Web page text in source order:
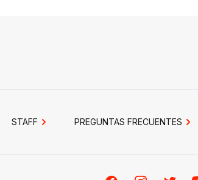
STAFF PREGUNTAS FRECUENTES